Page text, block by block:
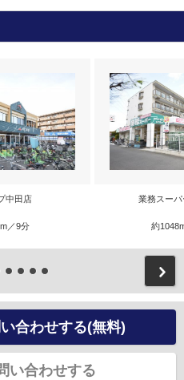
中田店
／9分
業務スー
約
合わせする(無料)
い合わせする